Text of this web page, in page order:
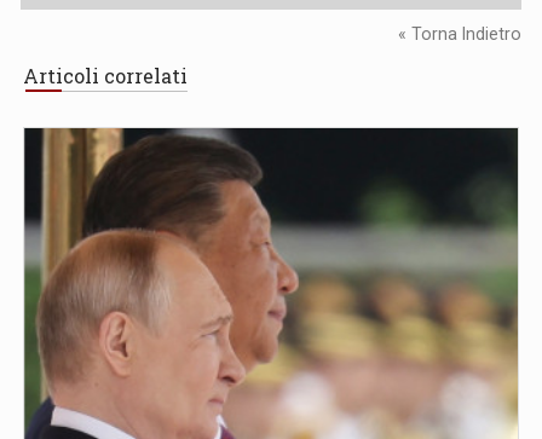
« Torna Indietro
Articoli correlati